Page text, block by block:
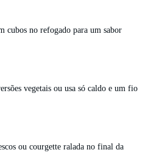
cubos no refogado para um sabor
vegetais ou usa só caldo e um fio
ou courgette ralada no final da